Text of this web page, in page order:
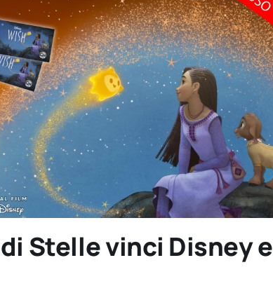
Stelle vinci Disney e